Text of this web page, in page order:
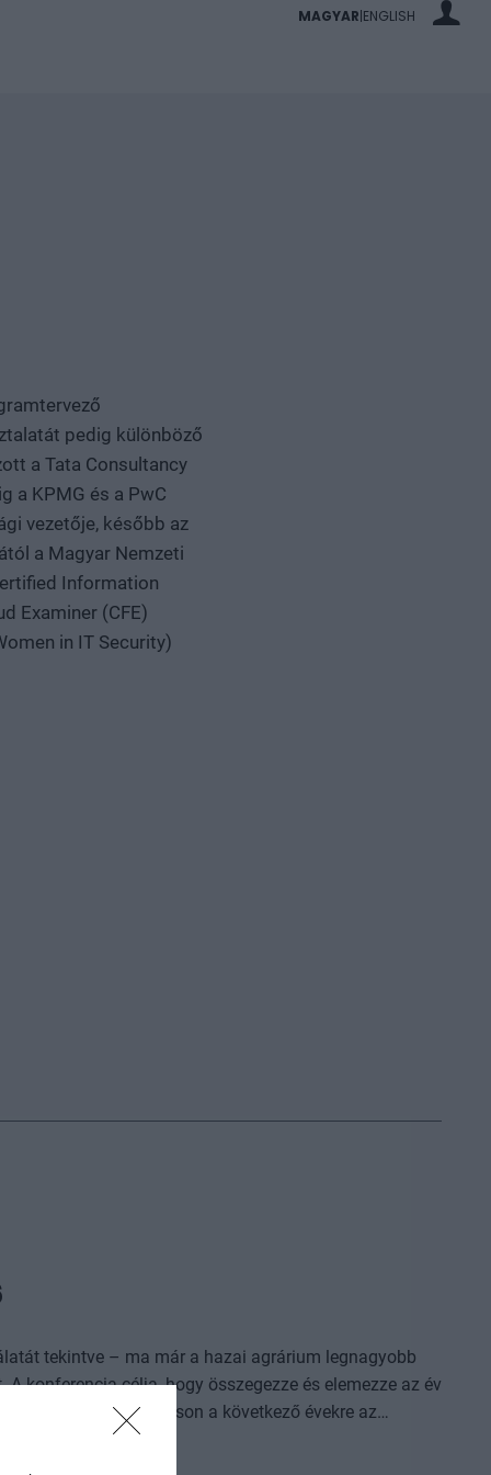
MAGYAR|ENGLISH
pedig különböző
a Tata Consultancy
a KPMG és a PwC
vezetője, később az
a Magyar Nemzeti
Information
Examiner (CFE)
in IT Security)
tekintve – ma már a hazai agrárium legnagyobb
konferencia célja, hogy összegezze és elemezze az év
prognózist nyújtson a következő évekre az
konferencia háromnapos szakmai programmal várja